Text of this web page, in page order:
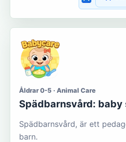
Åldrar 0-5 · Animal Care
Spädbarnsvård: baby
Spädbarnsvård, är ett
barn.